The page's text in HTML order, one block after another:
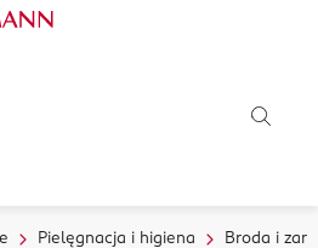
Pielęgnacja i higiena Broda i